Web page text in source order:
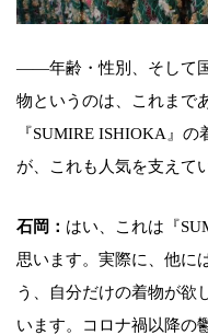
――年齢・性別、そして
物というのは、これまで
『SUMIRE ISHIOKA』
が、これも人気を支えて
石岡： はい、これは『
思います。実際に、他に
う、自分だけの着物が欲
います。コロナ禍以降の